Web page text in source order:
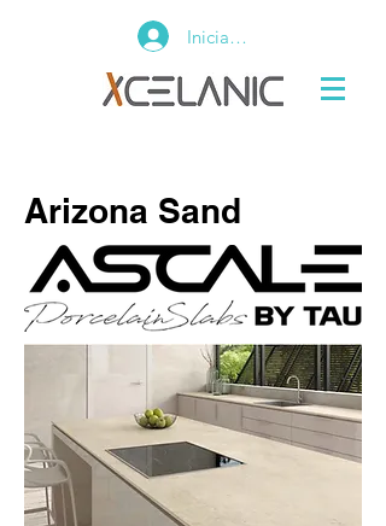
Iniciar sesión
Arizona Sand